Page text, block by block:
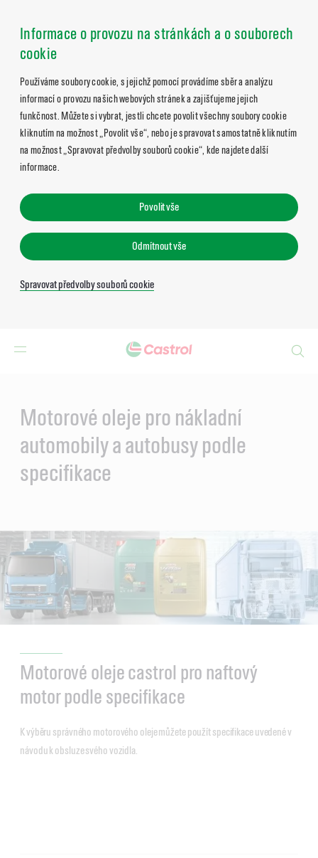
Informace o provozu na stránkách a o souborech
cookie
Používáme soubory cookie, s jejichž pomocí provádíme sběr a analýzu
informací o provozu našich webových stránek a zajišťujeme jejich
funkčnost. Můžete si vybrat, jestli chcete povolit všechny soubory cookie
kliknutím na možnost „Povolit vše“, nebo je spravovat samostatně kliknutím
na možnost „Spravovat předvolby souborů cookie“, kde najdete další
informace.
Povolit vše
Odmítnout vše
Spravovat předvolby souborů cookie
Motorové oleje pro nákladní
automobily a autobusy podle
specifikace
Motorové oleje castrol pro naftový
motor podle specifikace
K výběru správného motorového oleje můžete použít specifikace uvedené v
návodu k obsluze svého vozidla.